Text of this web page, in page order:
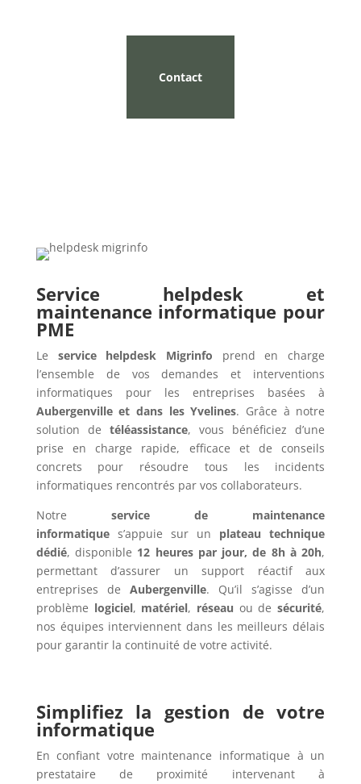
Contact
Service helpdesk et
maintenance informatique pour
PME
Le service helpdesk Migrinfo prend en charge
l’ensemble de vos demandes et interventions
informatiques pour les entreprises basées à
Aubergenville et dans les Yvelines. Grâce à notre
solution de téléassistance, vous bénéficiez d’une
prise en charge rapide, efficace et de conseils
concrets pour résoudre tous les incidents
informatiques rencontrés par vos collaborateurs.
Notre service de maintenance
informatiques’appuie sur un plateau technique
dédié, disponible 12 heures par jour, de 8h à 20h,
permettant d’assurer un support réactif aux
entreprises de Aubergenville. Qu’il s’agisse d’un
problème logiciel, matériel, réseau ou desécurité,
nos équipes interviennent dans les meilleurs délais
pour garantir la continuité de votre activité.
Simplifiez la gestion de votre
informatique
En confiant votre maintenance informatique à un
prestataire de proximité intervenant à